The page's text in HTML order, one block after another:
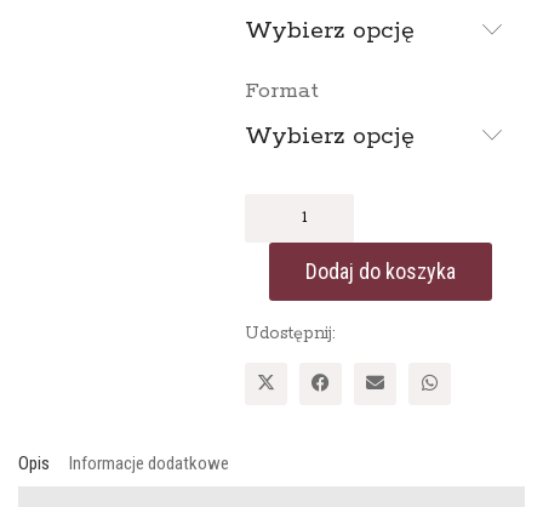
Wybierz opcję
Format
Wybierz opcję
Chimères
Dodaj do koszyka
Udostępnij:
Opis Informacje dodatkowe